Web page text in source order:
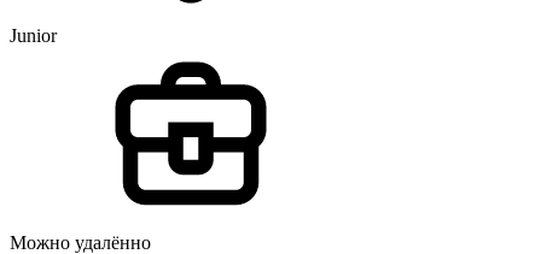
Junior
Можно удалённо